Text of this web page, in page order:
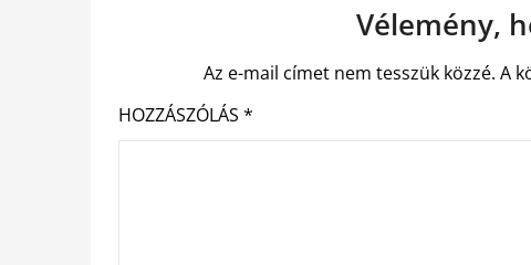
Vélemény,
Az e-mail címet nem tesszük közzé. A
HOZZÁSZÓLÁS *